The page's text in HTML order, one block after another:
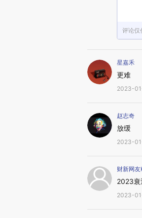
评论仅
星嘉禾
更难
2023-
赵志奇
放缓
2023-
财新网
2023衰
2023-